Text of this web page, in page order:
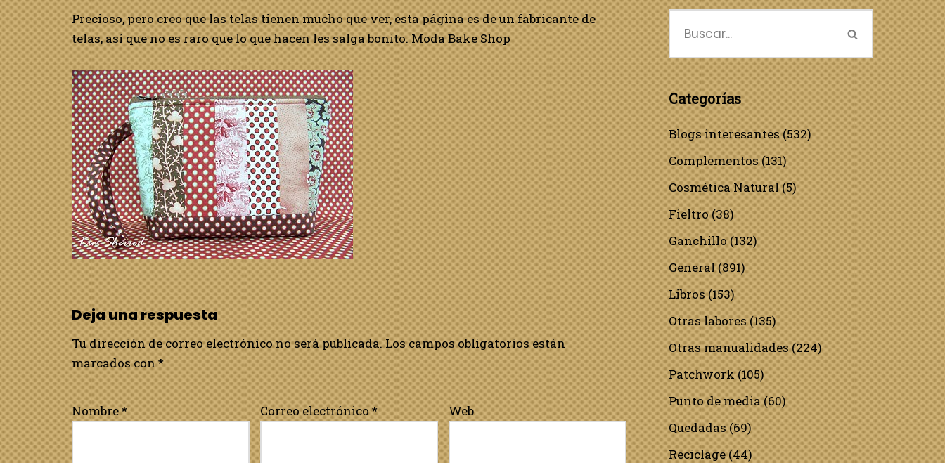
Precioso, pero creo que las telas tienen mucho que ver, esta página es de un fabricante de
telas, así que no es raro que lo que hacen les salga bonito.Moda Bake Shop
Deja una respuesta
Tu dirección de correo electrónico no será publicada. Los campos obligatorios están
marcados con*
Nombre* Correo electrónico* Web
Categorías
Blogs interesantes(532)
Complementos(131)
Cosmética Natural(5)
Fieltro(38)
Ganchillo(132)
General(891)
Libros(153)
Otras labores(135)
Otras manualidades(224)
Patchwork(105)
Punto de media(60)
Quedadas(69)
Reciclage(44)